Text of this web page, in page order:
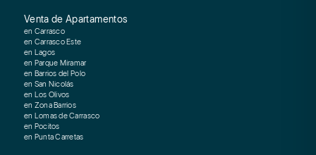
Venta de Apartamentos
en Carrasco
en Carrasco Este
en Lagos
en Parque Miramar
en Barrios del Polo
en San Nicolás
en Los Olivos
en Zona Barrios
en Lomas de Carrasco
en Pocitos
en Punta Carretas